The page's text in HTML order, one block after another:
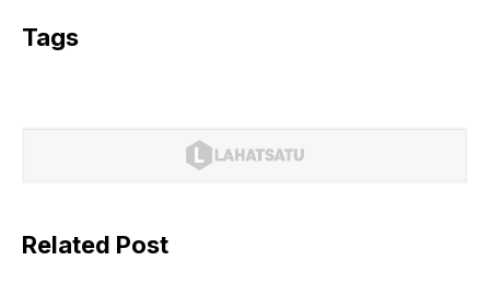
Tags
Related Post